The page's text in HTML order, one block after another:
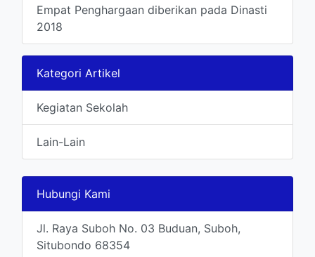
Empat Penghargaan diberikan pada Dinasti
2018
Kategori Artikel
Kegiatan Sekolah
Lain-Lain
Hubungi Kami
Jl. Raya Suboh No. 03 Buduan, Suboh,
Situbondo 68354